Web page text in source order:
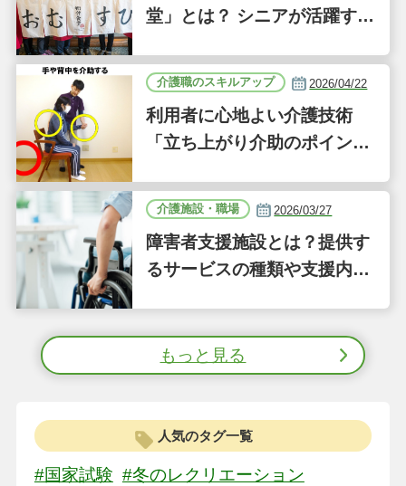
堂」とは？ シニアが活躍する
D」に注目｜気になるあの介
護施設
介護職のスキルアップ 2026/04/22
利用者に心地よい介護技術
「立ち上がり介助のポイン
（41）
介護施設・職場 2026/03/27
障害者支援施設とは？提供す
るサービスの種類や支援内容
もっと見る
人気のタグ一覧
#国家試験 #冬のレクリエーション